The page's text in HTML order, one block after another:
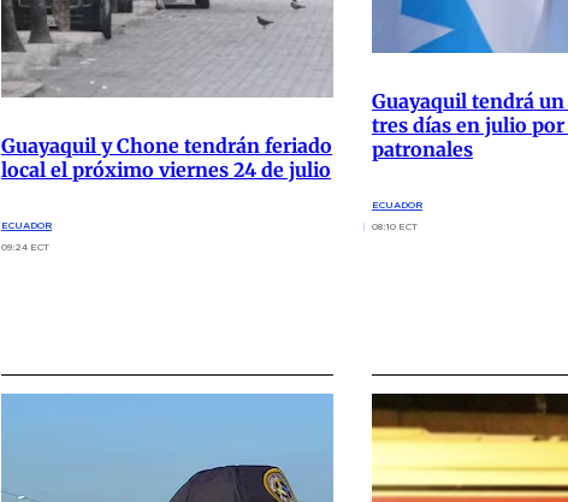
Guayaquil y Chone tendrán feriado
local el próximo viernes 24 de julio
ECUADOR
09:24 ECT
Guayaquil tendrá
tres días en julio por
patronales
ECUADOR
08:10 ECT